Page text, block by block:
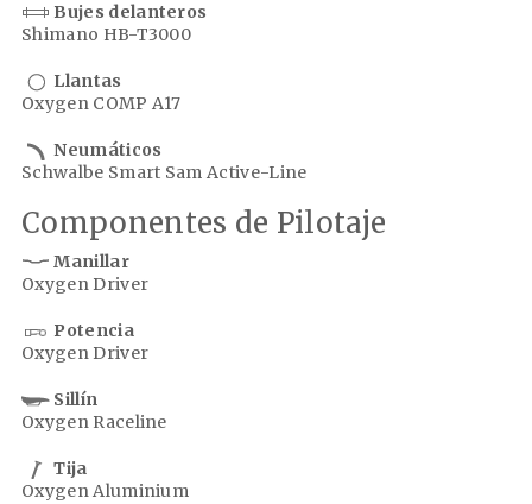
Bujes delanteros
Shimano HB-T3000
Llantas
Oxygen COMP A17
Neumáticos
Schwalbe Smart Sam Active-Line
Componentes de Pilotaje
Manillar
Oxygen Driver
Potencia
Oxygen Driver
Sillín
Oxygen Raceline
Tija
Oxygen Aluminium